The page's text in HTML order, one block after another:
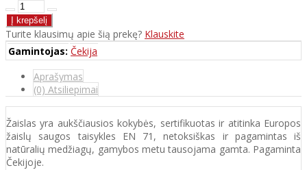
Turite klausimų apie šią prekę? Klauskite
Gamintojas: Čekija
Aprašymas
(0) Atsiliepimai
Žaislas yra aukščiausios kokybės, sertifikuotas ir atitinka Europos
žaislų saugos taisykles EN 71, netoksiškas ir pagamintas iš
natūralių medžiagų, gamybos metu tausojama gamta. Pagaminta
Čekijoje.